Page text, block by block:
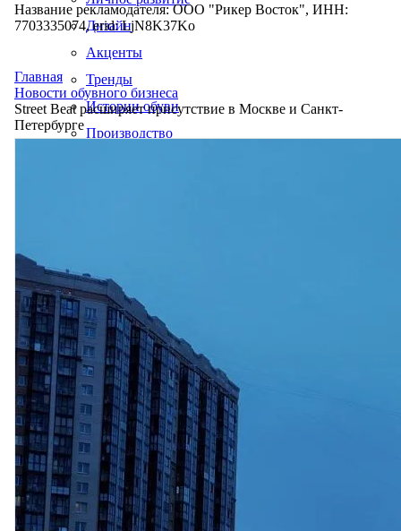
Дизайн
Акценты
Тренды
Истории обуви
Производство
Название рекламодателя: ООО "Рикер Восток", ИНН:
7703335074, erid: LjN8K37Ko
Главная
Новости обувного бизнеса
Street Beat расширяет присутствие в Москве и Санкт-
Петербурге